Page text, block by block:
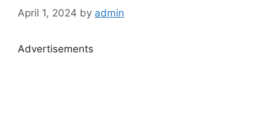
April 1, 2024 by admin
Advertisements